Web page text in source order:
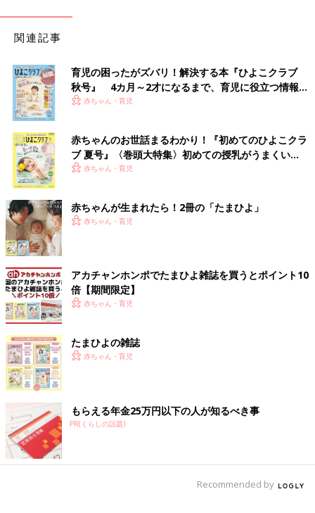
関連記事
育児の困ったがズバリ！解決する本『ひよこクラブ
秋号』 4カ月～2才になるまで、育児に役立つ情報が
いっぱい！
赤ちゃん・育児
赤ちゃんのお世話まるわかり！『初めてのひよこクラ
ブ 夏号』〈巻頭大特集〉初めての授乳がうまくい
く！ おっぱい・ミルクの基本と夏のトラブル 解決テ
赤ちゃん・育児
赤ちゃんが生まれたら！2冊の「たまひよ」
赤ちゃん・育児
アカチャンホンポでたまひよ雑誌を買うとポイント10
倍【期間限定】
赤ちゃん・育児
たまひよの雑誌
赤ちゃん・育児
もらえる年金25万円以下の人が知るべき事
PR(くらしの話題)
Recommended by